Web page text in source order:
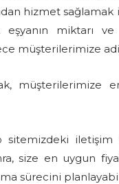
hizmet sağlamak
eşyanın miktarı
müşterilerimize
iletişim
size en uygun
sürecini